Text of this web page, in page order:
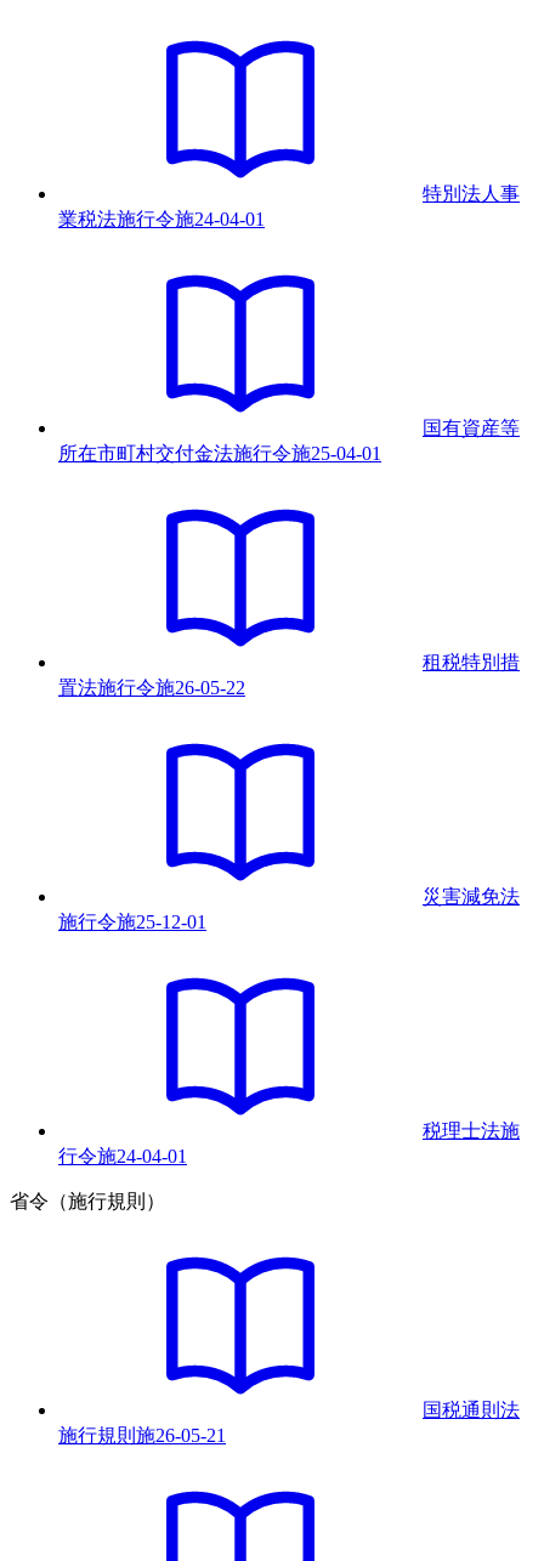
特別法人事
業税法施行令施24-04-01
国有資産等
所在市町村交付金法施行令施25-04-01
租税特別措
置法施行令施26-05-22
災害減免法
施行令施25-12-01
税理士法施
行令施24-04-01
省令（施行規則）
国税通則法
施行規則 施26-05-21